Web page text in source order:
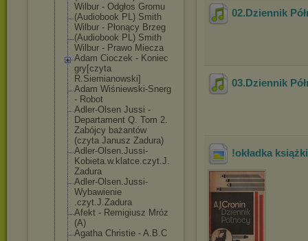
Wilbur - Odgłos Gromu
(Audiobook PL) Smith
Wilbur - Płonący Brzeg
(Audiobook PL) Smith
Wilbur - Prawo Miecza
Adam Cioczek - Koniec
gry[czyta
R.Siemianowski]
Adam Wiśniewski-Snerg
- Robot
Adler-Olsen Jussi -
Departament Q. Tom 2.
Zabójcy bażantów
(czyta Janusz Zadura)
Adler-Olsen.Jussi-
Kobieta.w. klatce.czyt.J.
Zadura
Adler-Olsen.Jussi-
Wybawienie
.czyt.J.Zadura
Afekt - Remigiusz Mróz
(A)
Agatha Christie - A.B.C
02.Dziennik
03.Dziennik
!okładka